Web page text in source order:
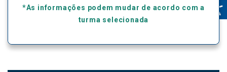
*As informações podem mudar de acordo com a
turma selecionada